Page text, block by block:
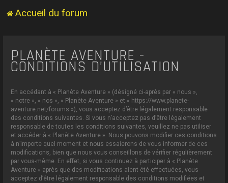
Accueil du forum
PLANÈTE AVENTURE -
CONDITIONS D’UTILISATION
En accédant à « Planète Aventure » (désigné ci-après par « nous »,
« notre », « nos », « Planète Aventure » et « https://www.planete-
aventure.net/forums »), vous acceptez d’être légalement responsable
des conditions suivantes. Si vous n’acceptez pas d’être légalement
responsable de toutes les conditions suivantes, veuillez ne pas utiliser
et accéder à « Planète Aventure ». Nous pouvons modifier ces conditions
à n’importe quel moment et nous essaierons de vous informer de ces
modifications, bien que nous vous conseillons de vérifier régulièrement
par vous-même. En effet, si vous continuez à participer à « Planète
Aventure » après que des modifications aient été effectuées, vous
acceptez d’être légalement responsable des conditions modifiées et